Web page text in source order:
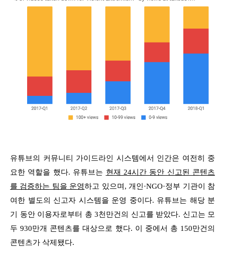
유튜브의 커뮤니티 가이드라인 시스템에서 인간은 여전히 중
요한 역할을 했다. 유튜브는 현재 24시간 동안 신고된 콘텐츠
를 검증하는 팀을 운영하고 있으며, 개인·NGO·정부 기관이 참
여한 별도의 신고자 시스템을 운영 중이다. 유튜브는 해당 분
기 동안 이용자로부터 총 3천만건의 신고를 받았다. 신고는 모
두 930만개 콘텐츠를 대상으로 했다. 이 중에서 총 150만건의
콘텐츠가 삭제됐다.